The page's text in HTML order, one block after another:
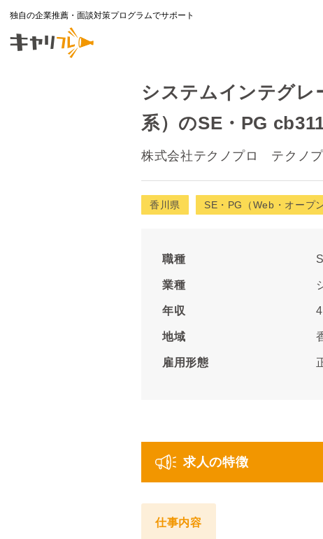
独自の企業推薦・面談対策プログラムでサポート
システムインテグレ
系）のSE・PG
株式会社テクノプロ テクノ
香川県 SE・PG（Web・オープ
職種
業種
年収
地域
雇用形態
求人の特徴
仕事内容